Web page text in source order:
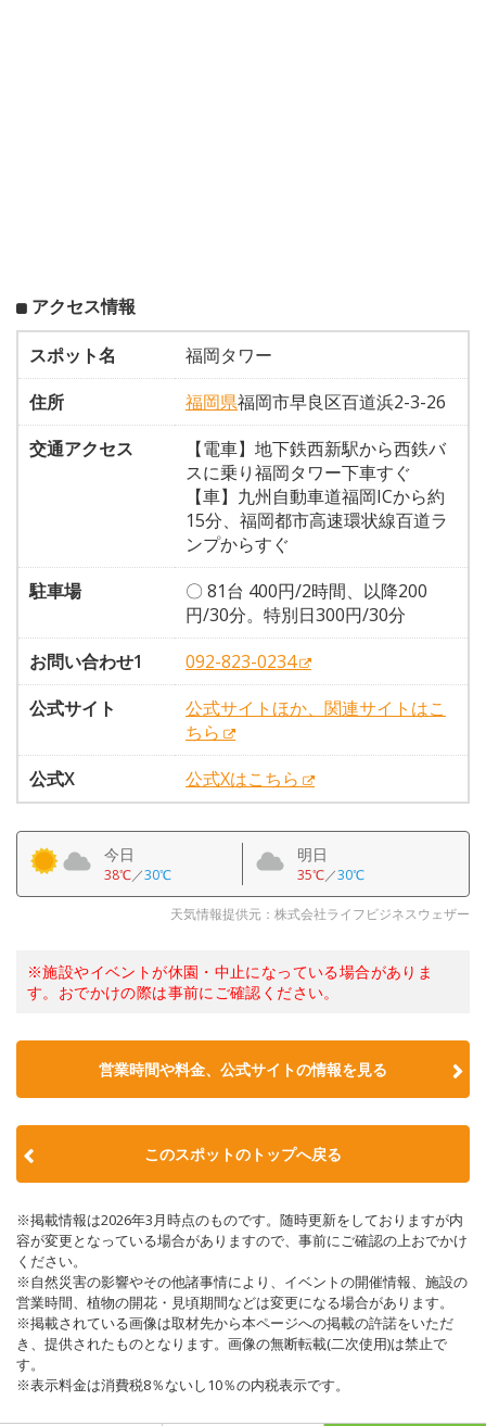
アクセス情報
スポット名
福岡タワー
住所
福岡県福岡市早良区百道浜2-3-26
交通アクセス
【電車】地下鉄西新駅から西鉄バ
スに乗り福岡タワー下車すぐ
【車】九州自動車道福岡ICから約
15分、福岡都市高速環状線百道ラ
ンプからすぐ
駐車場
〇 81台 400円/2時間、以降200
円/30分。特別日300円/30分
お問い合わせ1
092-823-0234
公式サイト
公式サイトほか、関連サイトはこ
ちら
公式X
公式Xはこちら
今日
38℃／30℃
明日
35℃／30℃
天気情報提供元：株式会社ライフビジネスウェザー
※施設やイベントが休園・中止になっている場合がありま
す。おでかけの際は事前にご確認ください。
営業時間や料金、公式サイトの情報を見る
このスポットのトップへ戻る
※掲載情報は2026年3月時点のものです。随時更新をしておりますが内
容が変更となっている場合がありますので、事前にご確認の上おでかけ
ください。
※自然災害の影響やその他諸事情により、イベントの開催情報、施設の
営業時間、植物の開花・見頃期間などは変更になる場合があります。
※掲載されている画像は取材先から本ページへの掲載の許諾をいただ
き、提供されたものとなります。画像の無断転載(二次使用)は禁止で
す。
※表示料金は消費税8％ないし10％の内税表示です。